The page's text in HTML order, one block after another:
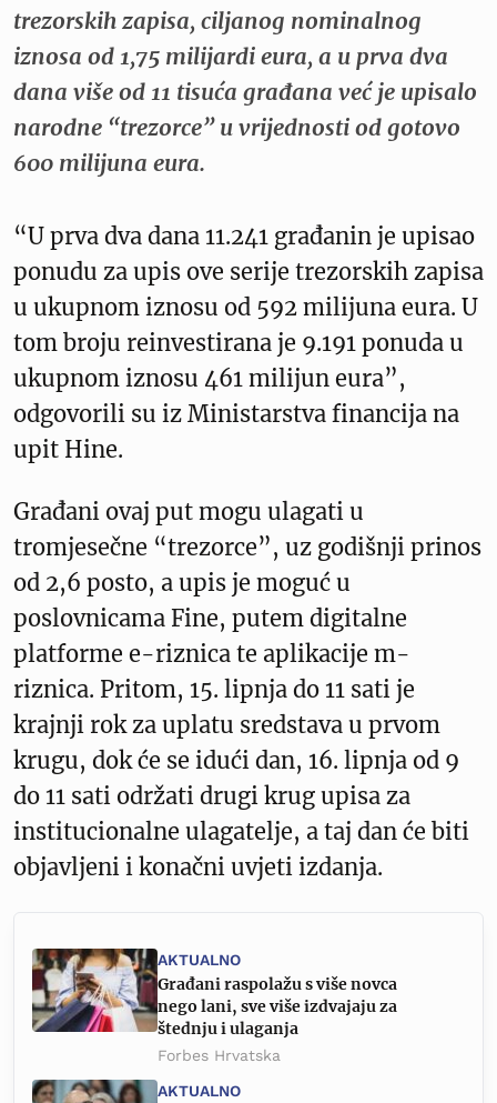
trezorskih zapisa, ciljanog nominalnog
iznosa od 1,75 milijardi eura, a u prva dva
dana više od 11 tisuća građana već je upisalo
narodne “trezorce” u vrijednosti od gotovo
600 milijuna eura.
“U prva dva dana 11.241 građanin je upisao
ponudu za upis ove serije trezorskih zapisa
u ukupnom iznosu od 592 milijuna eura. U
tom broju reinvestirana je 9.191 ponuda u
ukupnom iznosu 461 milijun eura”,
odgovorili su iz Ministarstva financija na
upit Hine.
Građani ovaj put mogu ulagati u
tromjesečne “trezorce”, uz godišnji prinos
od 2,6 posto, a upis je moguć u
poslovnicama Fine, putem digitalne
platforme e-riznica te aplikacije m-
riznica. Pritom, 15. lipnja do 11 sati je
krajnji rok za uplatu sredstava u prvom
krugu, dok će se idući dan, 16. lipnja od 9
do 11 sati održati drugi krug upisa za
institucionalne ulagatelje, a taj dan će biti
objavljeni i konačni uvjeti izdanja.
AKTUALNO
Građani raspolažu s više novca
nego lani, sve više izdvajaju za
štednju i ulaganja
Forbes Hrvatska
AKTUALNO